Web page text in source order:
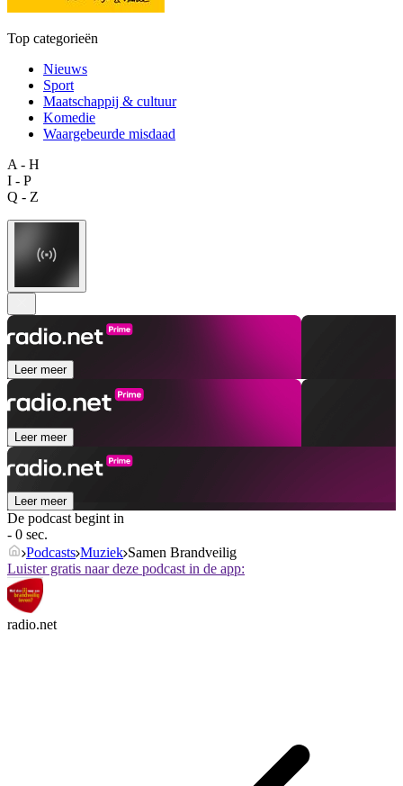
Top categorieën
Nieuws
Sport
Maatschappij & cultuur
Komedie
Waargebeurde misdaad
A - H
I - P
Q - Z
Leer meer
Leer meer
Leer meer
De podcast begint in
- 0 sec.
Podcasts Muziek Samen Brandveilig
Luister gratis naar deze podcast in de app:
radio.net